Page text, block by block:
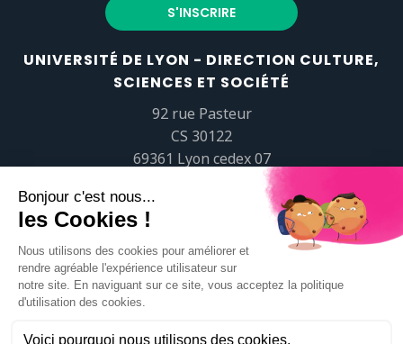
UNIVERSITÉ DE LYON - DIRECTION CULTURE,
SCIENCES ET SOCIÉTÉ
92 rue Pasteur
CS 30122
69361 Lyon cedex 07
popsciences@universite-lyon.fr
Tél.+33 (0)4 37 37 82 01